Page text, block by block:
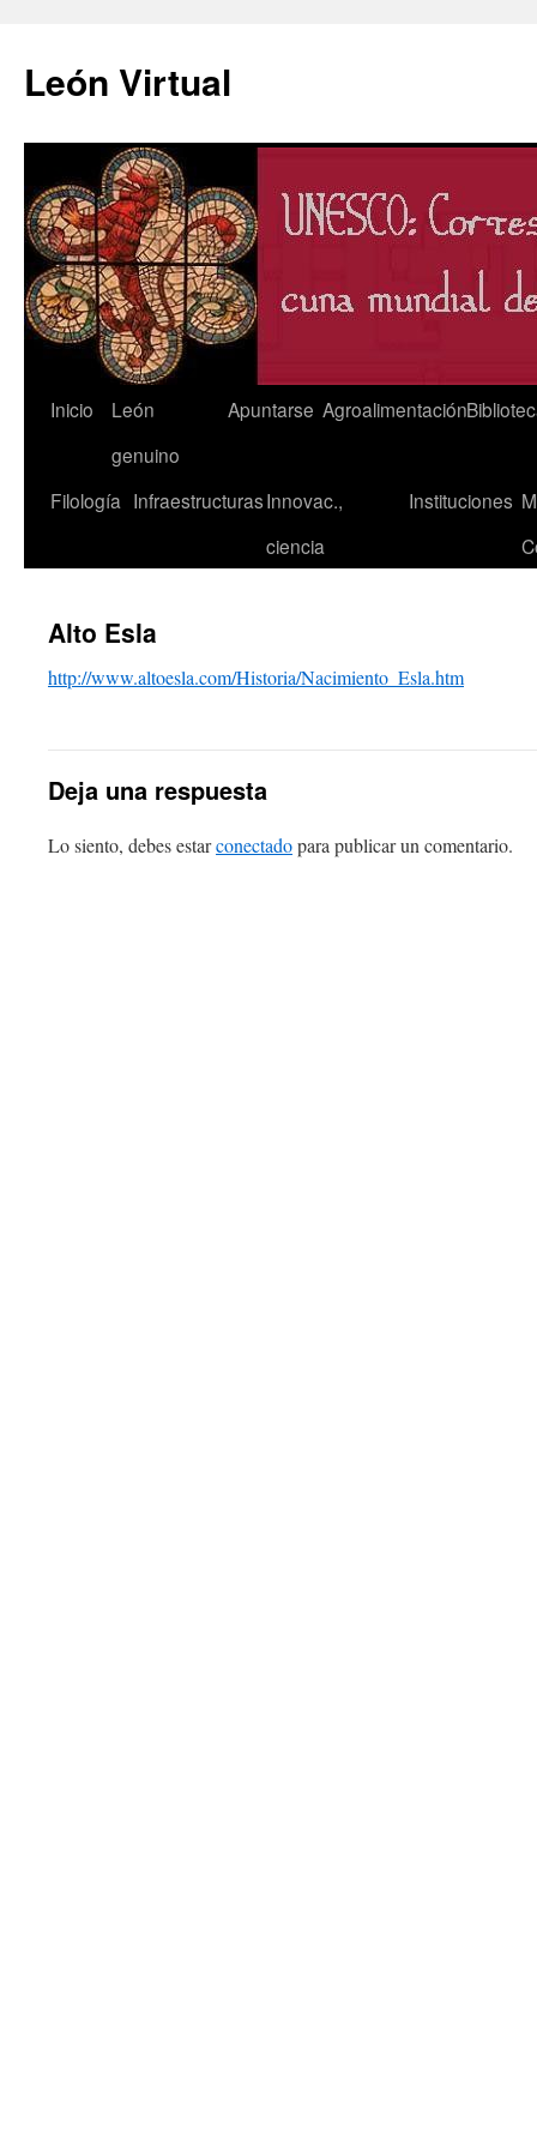
León Virtual
Saltar
contenido
Inicio
León
genuino
Apuntarse Agroalimentación
Filología InfraestructurasInnovac.,
ciencia
Instituciones
Alto Esla
http://www.altoesla.com/Historia/Nacimiento_Esla.htm
Deja una respuesta
Lo siento, debes estarconectadopara publicar un comentario.